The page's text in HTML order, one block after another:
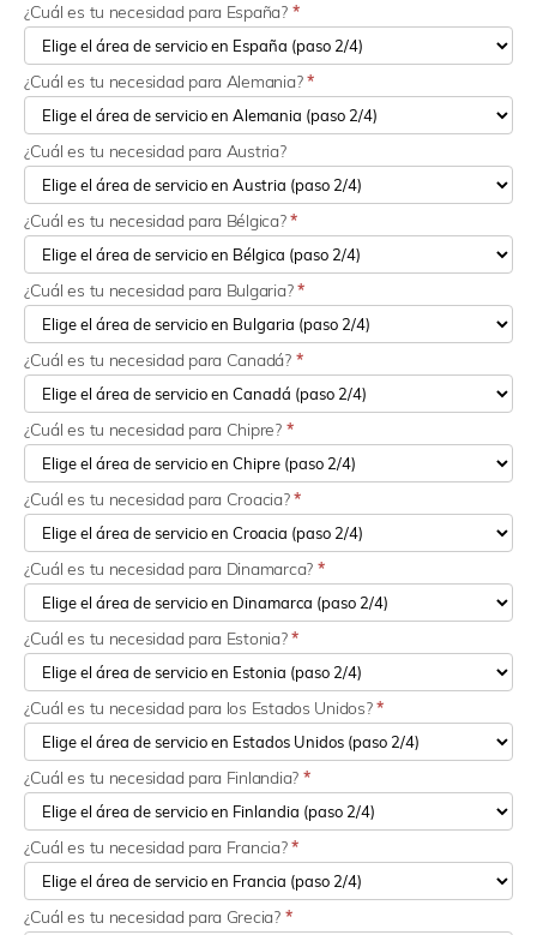
¿Cuál es tu necesidad para España? *
¿Cuál es tu necesidad para Alemania?*
¿Cuál es tu necesidad para Austria?
¿Cuál es tu necesidad para Bélgica?*
¿Cuál es tu necesidad para Bulgaria?*
¿Cuál es tu necesidad para Canadá? *
¿Cuál es tu necesidad para Chipre? *
¿Cuál es tu necesidad para Croacia?*
¿Cuál es tu necesidad para Dinamarca? *
¿Cuál es tu necesidad para Estonia?*
¿Cuál es tu necesidad para los Estados Unidos?*
¿Cuál es tu necesidad para Finlandia? *
¿Cuál es tu necesidad para Francia?*
¿Cuál es tu necesidad para Grecia? *